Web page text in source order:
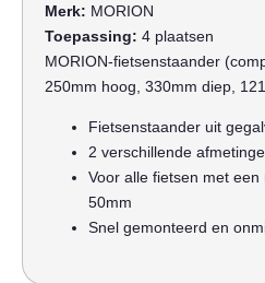
Merk: MORION
Toepassing: 4 plaatsen
MORION-fietsenstaander
250mm hoog, 330mm diep,
Fietsenstaander uit
2 verschillende
Voor alle fietsen met
50mm
Snel gemonteerd en